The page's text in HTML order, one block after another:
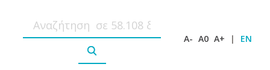
A- A0 A+ | EN